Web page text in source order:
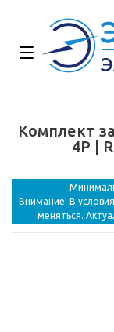
Комплект
4P |
Внимание! В
меняться.